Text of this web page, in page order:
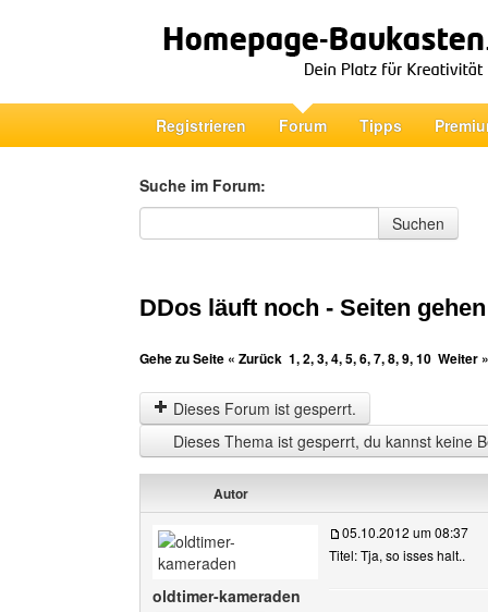
Registrieren Forum Tipps
Suche im Forum:
Suche im Forum
Suchen
DDos läuft noch - Seiten
Gehe zu Seite « Zurück 1,2,3,4,5,6,7,8,9,10 Weiter »
Dieses Forum ist gesperrt.
Dieses Thema ist gesperrt, du kannst keine
Autor
oldtimer-kameraden
05.10.2012 um 08:37
Titel: Tja, so isses halt..